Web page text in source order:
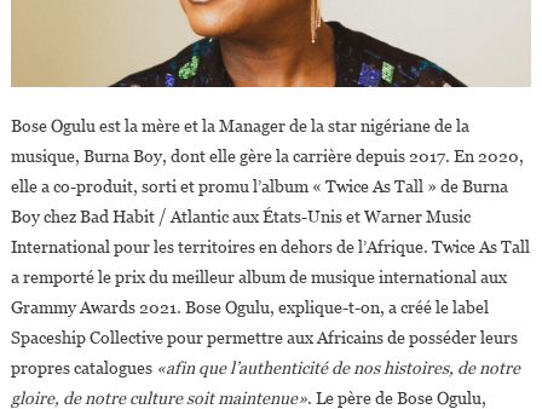
Bose Ogulu est la mère et la Manager de la star nigériane de la
musique, Burna Boy, dont elle gère la carrière depuis 2017. En 2020,
elle a co-produit, sorti et promu l’album « Twice As Tall » de Burna
Boy chez Bad Habit / Atlantic aux États-Unis et Warner Music
International pour les territoires en dehors de l’Afrique. Twice As Tall
a remporté le prix du meilleur album de musique international aux
Grammy Awards 2021. Bose Ogulu, explique-t-on, a créé le label
Spaceship Collective pour permettre aux Africains de posséder leurs
propres catalogues «afin que l’authenticité de nos histoires, de notre
gloire, de notre culture soit maintenue». Le père de Bose Ogulu,